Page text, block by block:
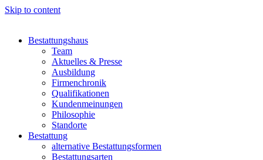
Skip to content
Bestattungshaus
Team
Aktuelles & Presse
Ausbildung
Firmenchronik
Qualifikationen
Kundenmeinungen
Philosophie
Standorte
Bestattung
alternative Bestattungsformen
Bestattungsarten